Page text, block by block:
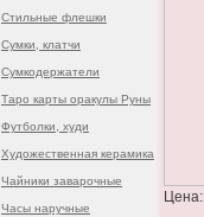
Стильные флешки
Сумки, клатчи
Сумкодержатели
Таро карты оракулы Руны
Футболки, худи
Художественная керамика
Чайники заварочные
Часы наручные
Цена: